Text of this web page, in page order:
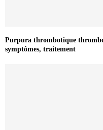
Purpura thrombotique
symptômes, traitement